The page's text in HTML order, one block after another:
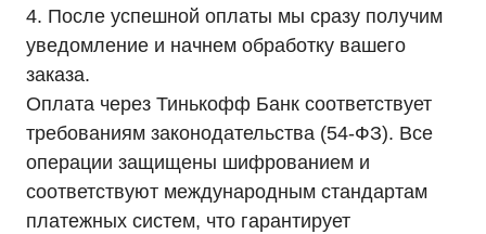
4. После успешной оплаты мы сразу получим
уведомление и начнем обработку вашего
заказа.
Оплата через Тинькофф Банк соответствует
требованиям законодательства (54-ФЗ). Все
операции защищены шифрованием и
соответствуют международным стандартам
платежных систем, что гарантирует
Каталог
Однофазные ИБП
Трехфазные ИБП
ИБП напольные Tower
ИБП стоечные Rack